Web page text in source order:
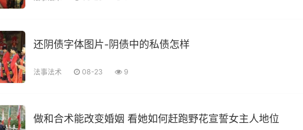
还阴债字体图片-阴债中的私债怎样
法事法术 08-23 9
做和合术能改变婚姻 看她如何赶跑野花宣誓女主人地位